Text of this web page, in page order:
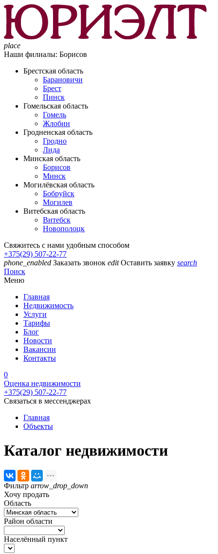
place
Наши филиалы: Борисов
Брестская область
Барановичи
Брест
Пинск
Гомельская область
Гомель
Жлобин
Гродненская область
Гродно
Лида
Минская область
Борисов
Минск
Могилёвская область
Бобруйск
Могилев
Витебская область
Витебск
Новополоцк
Свяжитесь с нами удобным способом
+375(29) 507-22-77
phone_enabled Заказать звонок edit Оставить заявку search
Поиск
Меню
Главная
Недвижимость
Услуги
Тарифы
Блог
Новости
Вакансии
Контакты
0
Оценка недвижимости
+375(29) 507-22-77
Связаться в мессенджерах
Главная
Объекты
Каталог недвижимости
Фильтр arrow_drop_down
Хочу продать
Область
Район области
Населённый пункт